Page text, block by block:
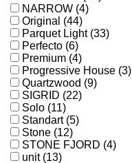
NARROW (4)
Original (44)
Parquet Light (33)
Perfecto (6)
Premium (4)
Progressive House (3)
Quartzwood (9)
SIGRID (22)
Solo (11)
Standart (5)
Stone (12)
STONE FJORD (4)
unit (13)